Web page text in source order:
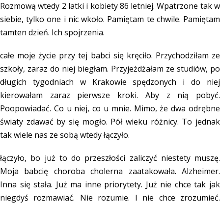
Rozmową wtedy 2 latki i kobiety 86 letniej. Wpatrzone tak w
siebie, tylko one i nic wkoło. Pamiętam te chwile. Pamiętam
tamten dzień. Ich spojrzenia.
całe moje życie przy tej babci się kręciło. Przychodziłam ze
szkoły, zaraz do niej biegłam. Przyjeżdżałam ze studiów, po
długich tygodniach w Krakowie spędzonych i do niej
kierowałam zaraz pierwsze kroki. Aby z nią pobyć.
Poopowiadać. Co u niej, co u mnie. Mimo, że dwa odrębne
światy zdawać by się mogło. Pół wieku różnicy. To jednak
tak wiele nas ze sobą wtedy łączyło.
łączyło, bo już to do przeszłości zaliczyć niestety muszę.
Moja babcię choroba cholerna zaatakowała. Alzheimer.
Inna się stała. Już ma inne priorytety. Już nie chce tak jak
niegdyś rozmawiać. Nie rozumie. I nie chce zrozumieć.